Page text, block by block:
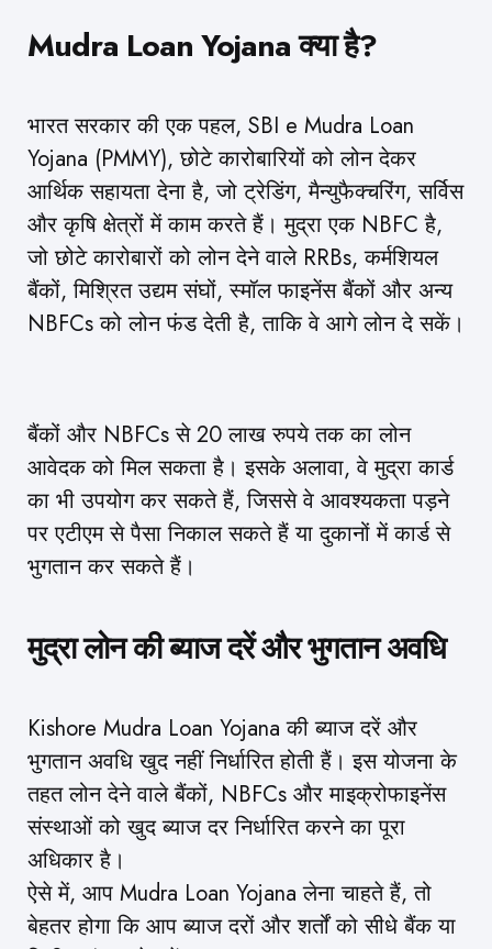
Mudra Loan Yojanaक्या है?
भारत सरकार की एक पहल, SBI e Mudra Loan
Yojana (PMMY), छोटे कारोबारियों को लोन देकर
आर्थिक सहायता देना है, जो ट्रेडिंग, मैन्युफैक्चरिंग, सर्विस
और कृषि क्षेत्रों में काम करते हैं। मुद्रा एक NBFC है,
जो छोटे कारोबारों को लोन देने वाले RRBs, कर्मशियल
बैंकों, मिश्रित उद्यम संघों, स्मॉल फाइनेंस बैंकों और अन्य
NBFCs को लोन फंड देती है, ताकि वे आगे लोन दे सकें।
बैंकों और NBFCs से 20 लाख रुपये तक का लोन
आवेदक को मिल सकता है। इसके अलावा, वे मुद्रा कार्ड
का भी उपयोग कर सकते हैं, जिससे वे आवश्यकता पड़ने
पर एटीएम से पैसा निकाल सकते हैं या दुकानों में कार्ड से
भुगतान कर सकते हैं।
मुद्रा लोन की ब्याज दरें और भुगतान अवधि
Kishore Mudra Loan Yojana की ब्याज दरें और
भुगतान अवधि खुद नहीं निर्धारित होती हैं। इस योजना के
तहत लोन देने वाले बैंकों, NBFCs और माइक्रोफाइनेंस
संस्थाओं को खुद ब्याज दर निर्धारित करने का पूरा
अधिकार है।
ऐसे में, आप Mudra Loan Yojana लेना चाहते हैं, तो
बेहतर होगा कि आप ब्याज दरों और शर्तों को सीधे बैंक या